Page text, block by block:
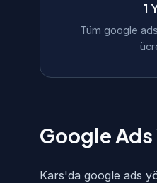
1
Tüm google
Google
Kars'da google ads